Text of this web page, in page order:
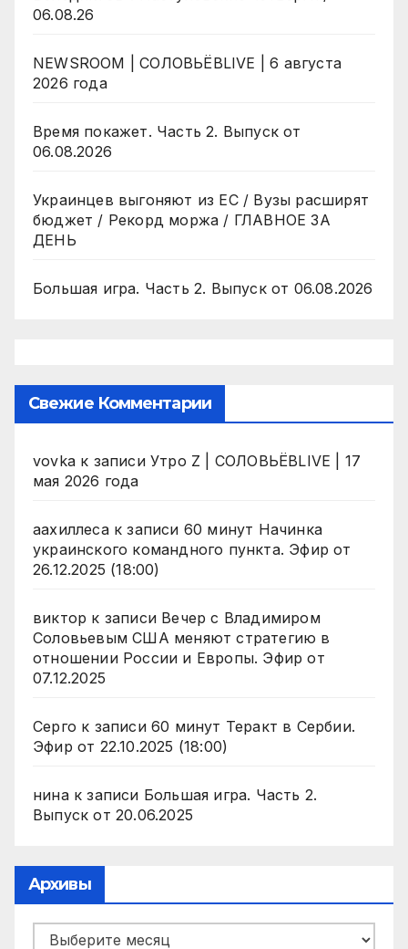
06.08.26
NEWSROOM | СОЛОВЬЁВLIVE | 6 августа
2026 года
Время покажет. Часть 2. Выпуск от
06.08.2026
Украинцев выгоняют из ЕС / Вузы расширят
бюджет / Рекорд моржа / ГЛАВНОЕ ЗА
ДЕНЬ
Большая игра. Часть 2. Выпуск от 06.08.2026
Свежие Комментарии
vovka к записи Утро Z | СОЛОВЬЁВLIVE | 17
мая 2026 года
аахиллесак записи 60 минут Начинка
украинского командного пункта. Эфир от
26.12.2025 (18:00)
виктор к записи Вечер с Владимиром
Соловьевым США меняют стратегию в
отношении России и Европы. Эфир от
07.12.2025
Серго к записи 60 минут Теракт в Сербии.
Эфир от 22.10.2025 (18:00)
нинак записи Большая игра. Часть 2.
Выпуск от 20.06.2025
Архивы
Архивы